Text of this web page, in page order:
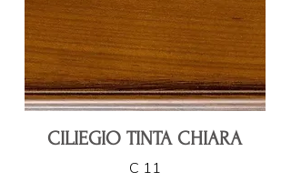
CILIEGIO TINTA CHIARA
C 11